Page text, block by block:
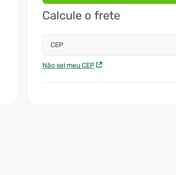
Calcule o frete
CEP
Não sei meu CEP